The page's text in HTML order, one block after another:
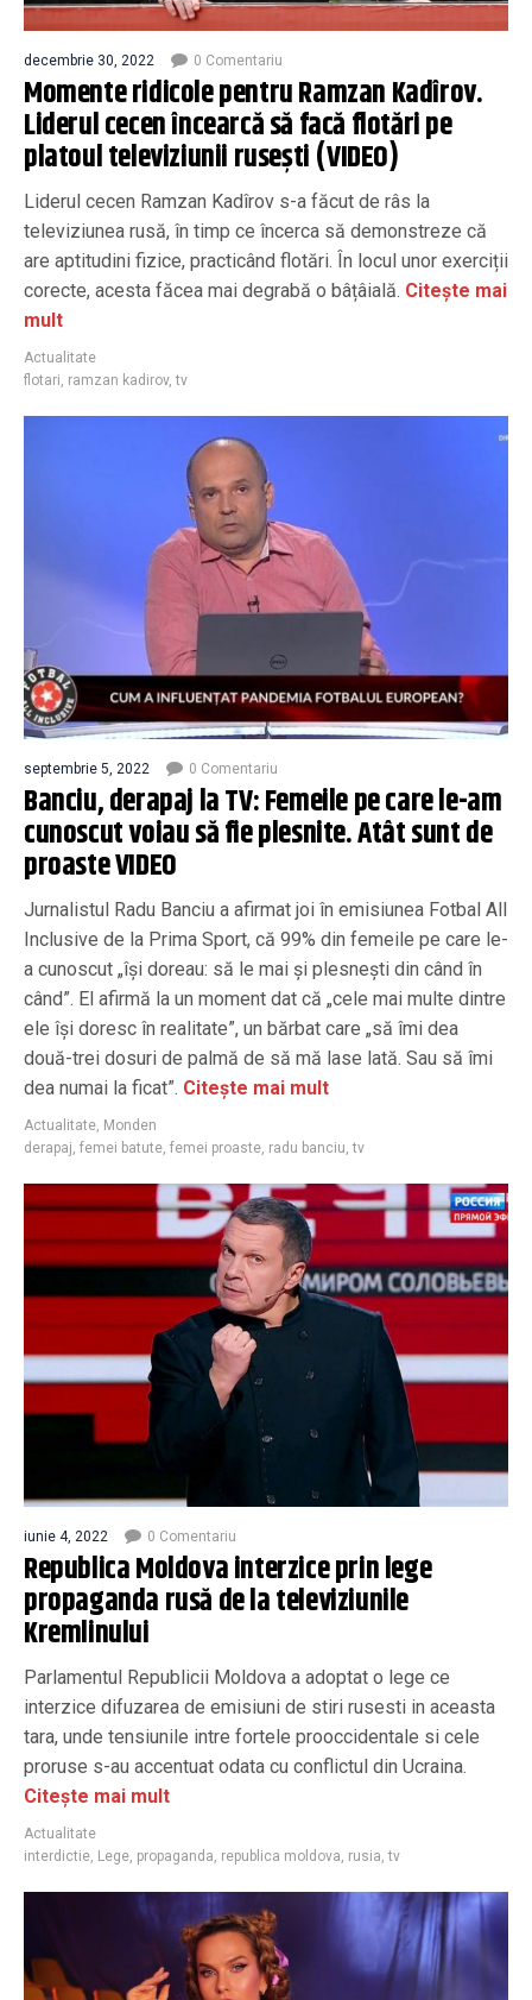
decembrie 30, 2022 0 Comentariu
Momente ridicole pentru Ramzan Kadîrov.
Liderul cecen încearcă să facă flotări pe
platoul televiziunii rusești (VIDEO)
Liderul cecen Ramzan Kadîrov s-a făcut de râs la
televiziunea rusă, în timp ce încerca să demonstreze că
are aptitudini fizice, practicând flotări. În locul unor exerciții
corecte, acesta făcea mai degrabă o bâțâială. Citește mai
mult
Actualitate
flotari, ramzan kadirov,tv
septembrie 5, 2022 0 Comentariu
Banciu, derapaj la TV: Femeile pe care le-am
cunoscut voiau să fie plesnite. Atât sunt de
proaste VIDEO
Jurnalistul Radu Banciu a afirmat joi în emisiunea Fotbal All
Inclusive de la Prima Sport, că 99% din femeile pe care le-
a cunoscut „își doreau: să le mai și plesnești din când în
când”. El afirmă la un moment dat că „cele mai multe dintre
ele își doresc în realitate”, un bărbat care „să îmi dea
două-trei dosuri de palmă de să mă lase lată. Sau să îmi
dea numai la ficat”. Citește mai mult
Actualitate, Monden
derapaj, femei batute, femei proaste, radu banciu,tv
iunie 4, 2022 0 Comentariu
Republica Moldova interzice prin lege
propaganda rusă de la televiziunile
Kremlinului
Parlamentul Republicii Moldova a adoptat o lege ce
interzice difuzarea de emisiuni de stiri rusesti in aceasta
tara, unde tensiunile intre fortele prooccidentale si cele
proruse s-au accentuat odata cu conflictul din Ucraina.
Citește mai mult
Actualitate
interdictie, Lege, propaganda, republica moldova, rusia,tv